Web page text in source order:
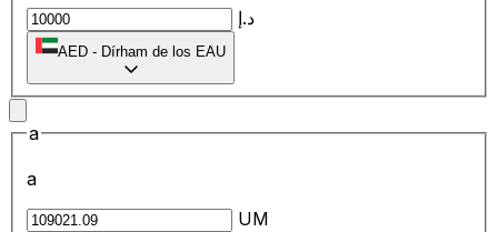
د.إ
AED - Dírham de los EAU
a
a
UM